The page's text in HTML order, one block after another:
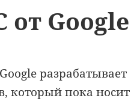
разрабатывает
который пока